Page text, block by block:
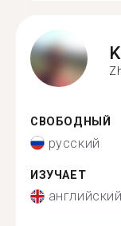
СВОБОДНЫЙ
русский
ИЗУЧАЕТ
английский